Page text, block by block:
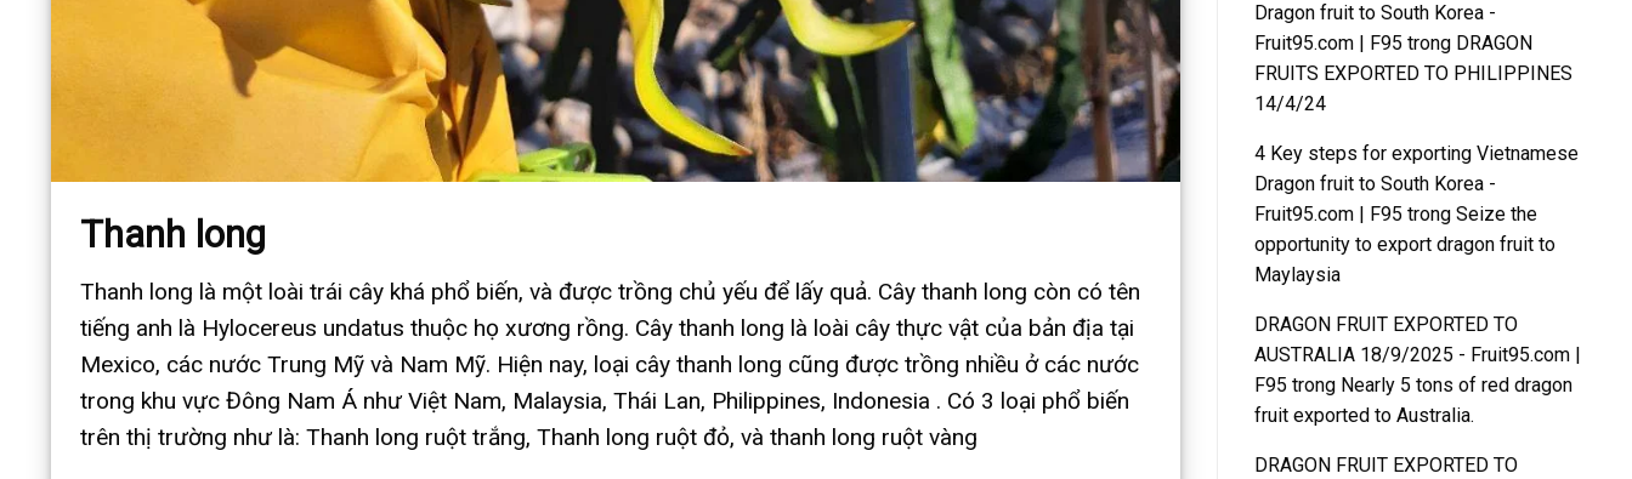
Thanh long
Thanh long là một loài trái cây khá phổ biến, và được trồng chủ yếu để lấy quả. Cây thanh long còn có tên
tiếng anh là Hylocereus undatus thuộc họ xương rồng. Cây thanh long là loài cây thực vật của bản địa tại
Mexico, các nước Trung Mỹ và Nam Mỹ. Hiện nay, loại cây thanh long cũng được trồng nhiều ở các nước
trong khu vực Đông Nam Á như Việt Nam, Malaysia, Thái Lan, Philippines, Indonesia . Có 3 loại phổ biến
trên thị trường như là: Thanh long ruột trắng, Thanh long ruột đỏ, và thanh long ruột vàng
Dragon fruit to South Korea -
Fruit95.com | F95 trong DRAGON
FRUITS EXPORTED TO PHILIPPINES
14/4/24
4 Key steps for exporting Vietnamese
Dragon fruit to South Korea -
Fruit95.com | F95 trong Seize the
opportunity to export dragon fruit to
Maylaysia
DRAGON FRUIT EXPORTED TO
AUSTRALIA 18/9/2025 - Fruit95.com |
F95 trong Nearly 5 tons of red dragon
fruit exported to Australia.
DRAGON FRUIT EXPORTED TO